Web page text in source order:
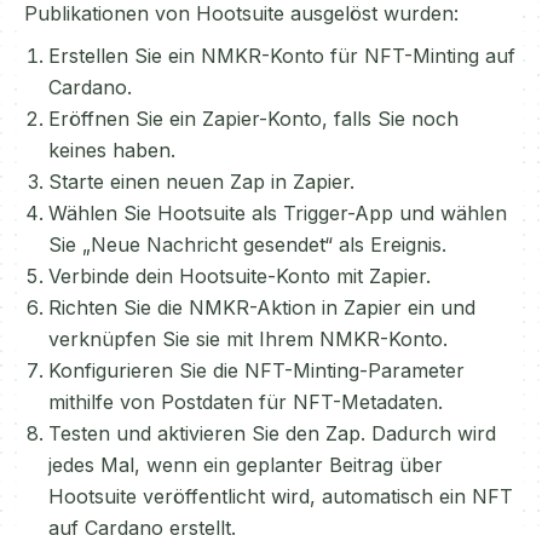
Publikationen von Hootsuite ausgelöst wurden:
Erstellen Sie ein NMKR-Konto für NFT-Minting auf
Cardano.
Eröffnen Sie ein Zapier-Konto, falls Sie noch
keines haben.
Starte einen neuen Zap in Zapier.
Wählen Sie Hootsuite als Trigger-App und wählen
Sie „Neue Nachricht gesendet“ als Ereignis.
Verbinde dein Hootsuite-Konto mit Zapier.
Richten Sie die NMKR-Aktion in Zapier ein und
verknüpfen Sie sie mit Ihrem NMKR-Konto.
Konfigurieren Sie die NFT-Minting-Parameter
mithilfe von Postdaten für NFT-Metadaten.
Testen und aktivieren Sie den Zap. Dadurch wird
jedes Mal, wenn ein geplanter Beitrag über
Hootsuite veröffentlicht wird, automatisch ein NFT
auf Cardano erstellt.